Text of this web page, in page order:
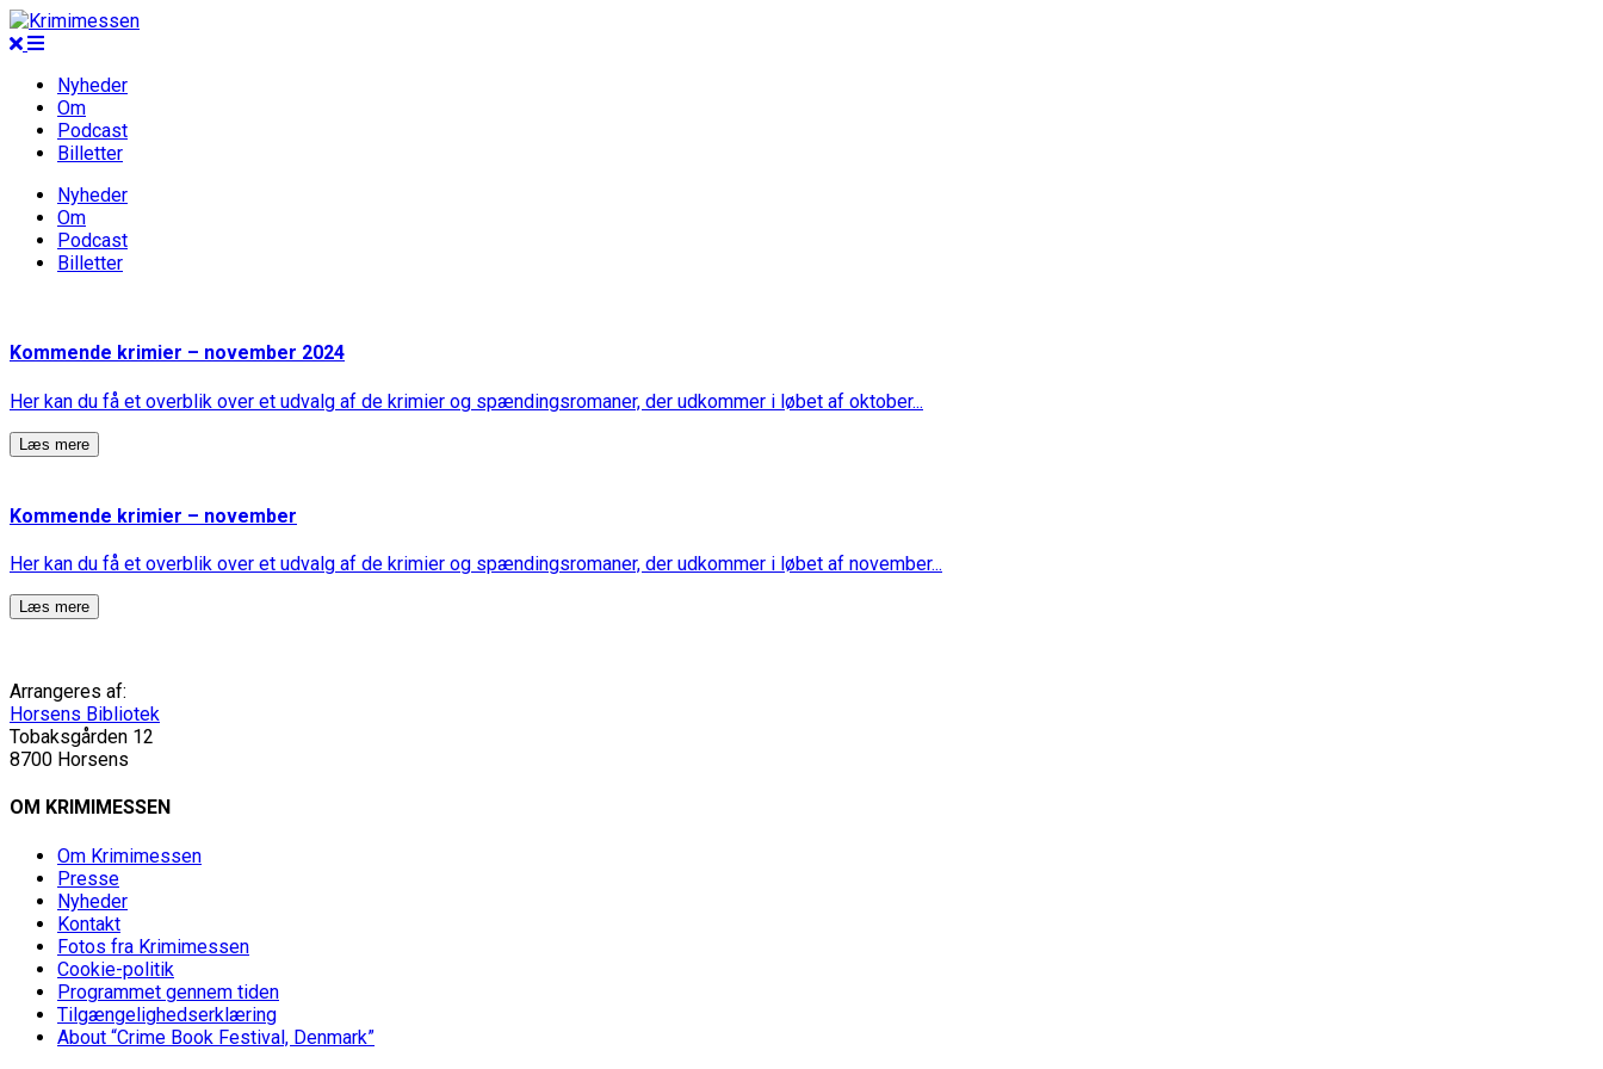
Nyheder
Om
Podcast
Billetter
Nyheder
Om
Podcast
Billetter
Kommende krimier – november 2024
Her kan du få et overblik over et udvalg af de krimier og spændingsromaner, der udkommer i løbet af oktober...
Læs mere
Kommende krimier – november
Her kan du få et overblik over et udvalg af de krimier og spændingsromaner, der udkommer i løbet af november...
Læs mere
Arrangeres af:
Horsens Bibliotek
Tobaksgården 12
8700 Horsens
OM KRIMIMESSEN
Om Krimimessen
Presse
Nyheder
Kontakt
Fotos fra Krimimessen
Cookie-politik
Programmet gennem tiden
Tilgængelighedserklæring
About “Crime Book Festival, Denmark”